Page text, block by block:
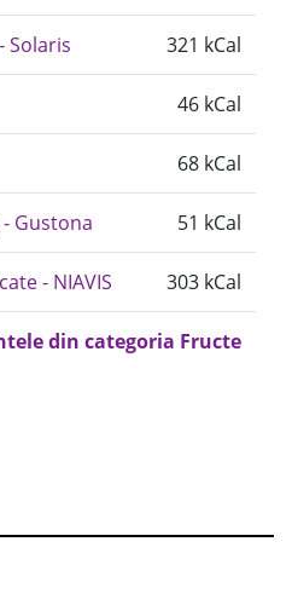
Solaris 321 kCal
46 kCal
68 kCal
Gustona 51 kCal
- NIAVIS 303 kCal
din categoria Fructe